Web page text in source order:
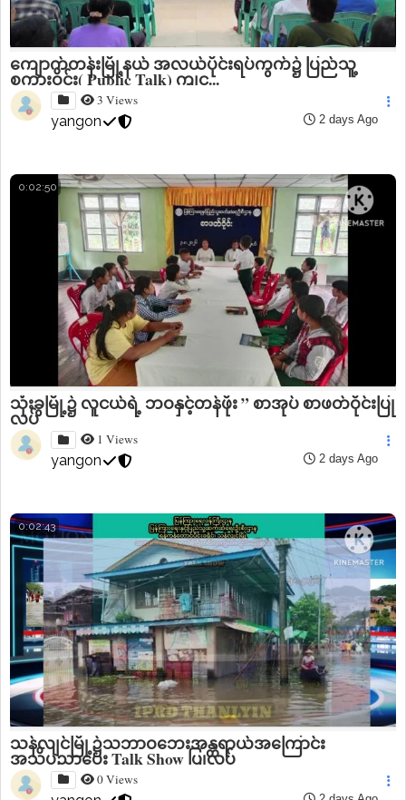
ကျောက်တန်းမြို့နယ် အလယ်ပိုင်းရပ်ကွက်၌ ပြည်သူ့
စကားဝိုင်း( Public Talk) ကျင...
3 Views
yangon 2 days Ago
0:02:50
သုံးခွမြို့၌ လူငယ်ရဲ့ ဘဝနှင့်တန်ဖိုး ” စာအုပ် စာဖတ်ဝိုင်းပြု
လုပ်
1 Views
yangon 2 days Ago
0:02:43
သန်လျင်မြို့၌သဘာဝဘေးအန္တရာယ်အကြောင်း
အသိပညာပေး Talk Show ပြုလုပ်
0 Views